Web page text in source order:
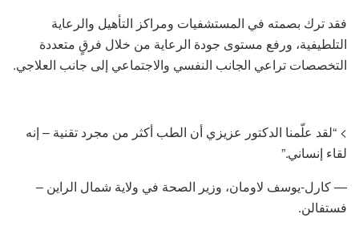
فقد ترك بصمته في المستشفيات ومراكز التأهيل والرعاية
التلطيفية، ورفع مستوى جودة الرعاية من خلال فرقٍ متعددة
التخصصات تراعي الجانب النفسي والاجتماعي إلى جانب العلاجي.
> “لقد علّمنا الدكتور عزيزي أن الطب أكثر من مجرد تقنية – إنه
لقاء إنساني.”
— كارل-يوسف لاومان، وزير الصحة في ولاية شمال الراين –
فستفالن.